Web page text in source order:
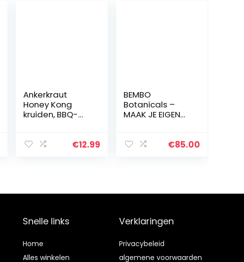
Ankerkraut
Honey Kong
kruiden, BBQ-
kruiden, zoet€12.99
BEMBO
Botanicals –
MAAK JE EIGEN
essentiële
€85.00
Snelle links
Home
Alles winkelen
Verklaringen
Privacybeleid
algemene voorwaarden